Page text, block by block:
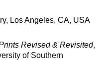
Los Angeles, CA, USA
Revised & Revisited,
of Southern